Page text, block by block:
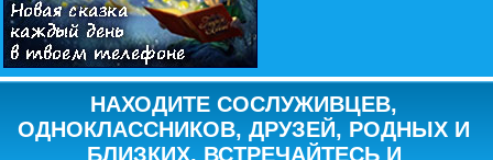
НАХОДИТЕ СОСЛУЖИВЦЕВ,
ОДНОКЛАССНИКОВ, ДРУЗЕЙ, РОДНЫХ И
БЛИЗКИХ, ВСТРЕЧАЙТЕСЬ И